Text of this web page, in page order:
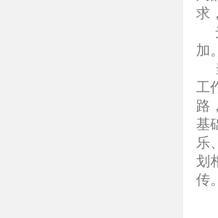
求
加
工
路
基
乐
划
传